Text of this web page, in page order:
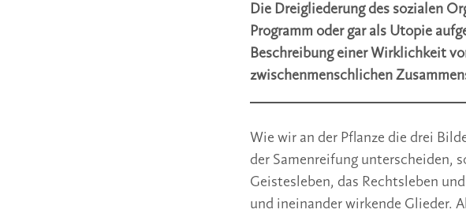
Die Dreigliederung des sozialen
Programm oder gar als Utopie
Beschreibung einer Wirklichkeit
zwischenmenschlichen
Wie wir an der Pflanze die drei
der Samenreifung unterscheiden,
Geistesleben, das Rechtsleben
und ineinander wirkende Glieder.